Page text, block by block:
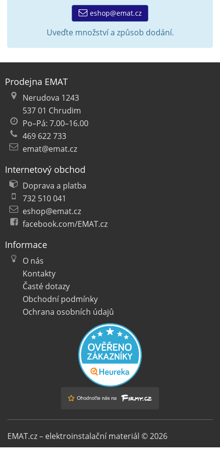
eshop@emat.cz
Uveďte množství a způsob dodání.
Prodejna EMAT
Nerudova 1243
537 01 Chrudim
Po–Pá: 7.00–16.00
469 622 733
emat@emat.cz
Internetový obchod
Doprava a platba
732 510 041
eshop@emat.cz
facebook.com/EMAT.cz
Informace
O nás
Kontakty
Časté dotazy
Obchodní podmínky
Ochrana osobních údajů
EMAT.cz – elektroinstalační materiál © 2026